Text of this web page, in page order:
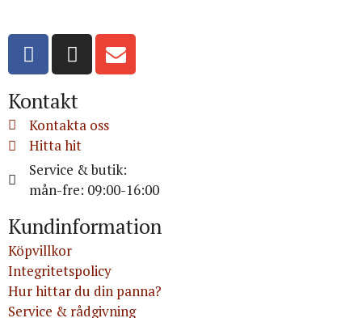
Kontakt
Kontakta oss
Hitta hit
Service & butik:
mån-fre: 09:00-16:00
Kundinformation
Köpvillkor
Integritetspolicy
Hur hittar du din panna?
Service & rådgivning